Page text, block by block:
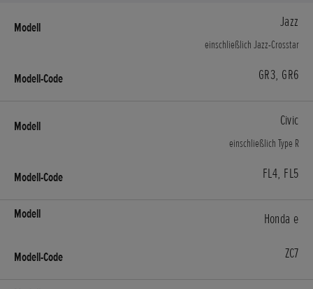
Jazz
einschließlich Jazz-Crosstar
GR3, GR6
Civic
einschließlich Type R
FL4, FL5
Honda e
ZC7